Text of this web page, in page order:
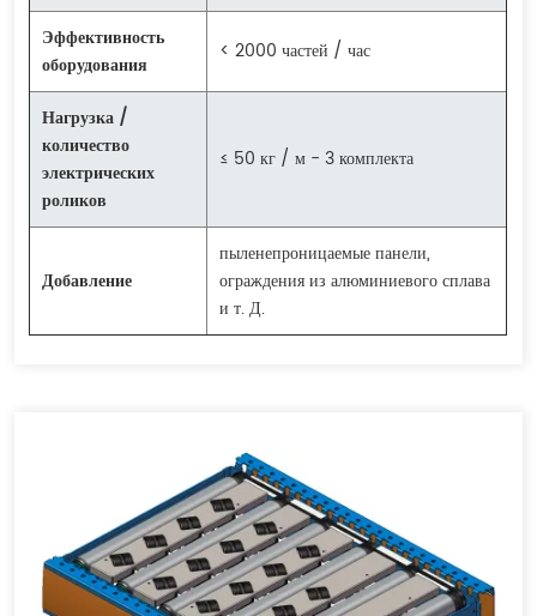
Эффективность
оборудования
< 2000 частей / час
Нагрузка /
количество
электрических
роликов
≤ 50 кг / м - 3 комплекта
Добавление
пыленепроницаемые панели,
ограждения из алюминиевого сплава
и т. Д.